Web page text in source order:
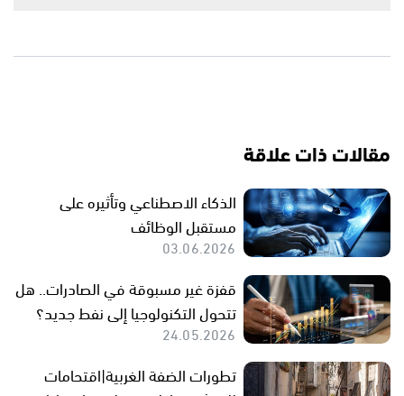
مقالات ذات علاقة
الذكاء الاصطناعي وتأثيره على
مستقبل الوظائف
03.06.2026
قفزة غير مسبوقة في الصادرات.. هل
تتحول التكنولوجيا إلى نفط جديد؟
24.05.2026
تطورات الضفة الغربية|اقتحامات